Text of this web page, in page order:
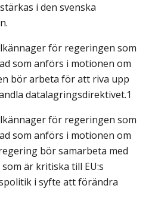
i den svenska
för regeringen som
som anförs i motionen om
bör arbeta för att riva upp
datalagringsdirektivet.1
för regeringen som
som anförs i motionen om
bör samarbeta med
är kritiska till EU:s
i syfte att förändra